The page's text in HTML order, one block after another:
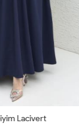
Lacivert